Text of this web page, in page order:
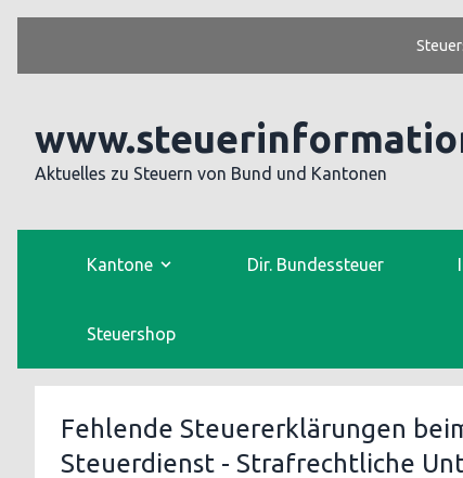
Aktuelles zu Steuern von Bund und Kantonen
Kantone Dir. Bundessteuer
Steuershop
Fehlende Steuererklärungen
Steuerdienst - Strafrechtliche